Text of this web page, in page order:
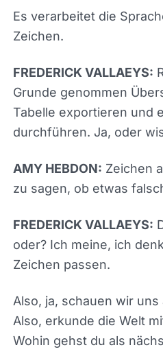
AMY HEBDON:Zeichen?
Es hat diese
Es verarbeitet die
Zeichen.
FREDERICK VALLAEYS:
eine Tabelle exportieren
durchführen. Ja, oder
AMY HEBDON:Zeichen
zu sagen, ob etwas
oder? Ich meine, ich
Zeichen passen.